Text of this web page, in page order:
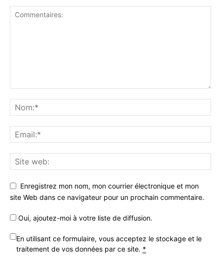
Enregistrez mon nom, mon courrier électronique et mon
site Web dans ce navigateur pour un prochain commentaire.
Oui, ajoutez-moi à votre liste de diffusion.
En utilisant ce formulaire, vous acceptez le stockage et le
traitement de vos données par ce site. *